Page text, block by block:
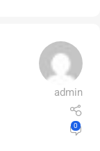
admin
0